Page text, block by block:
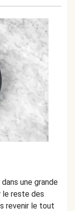
une grande
le reste des
revenir le tout